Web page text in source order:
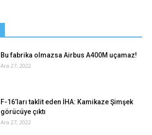
Bu fabrika olmazsa Airbus A400M uçamaz!
Ara 27, 2022
F-16’ları taklit eden İHA: Kamikaze Şimşek
görücüye çıktı
Ara 27, 2022